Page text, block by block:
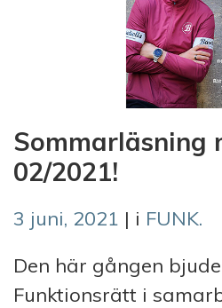
Sommarläsning
02/2021!
3 juni, 2021 | i FUNK.
Den här gången
Funktionsrätt i